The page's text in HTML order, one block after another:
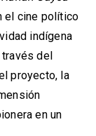
el cine político
indígena
del
proyecto, la
en un